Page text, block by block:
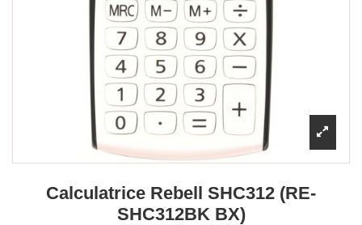
Calculatrice Rebell SHC312 (RE-
SHC312BK BX)